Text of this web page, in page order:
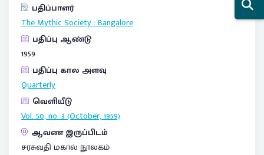
பதிப்பாளர்
The Mythic Society:Bangalore
பதிப்பு ஆண்டு
1959
பதிப்பு கால அளவு
Quarterly
வெளியீடு
Vol. 50, no. 3 (October, 1959)
ஆவண இருப்பிடம்
சரசுவதி மகால் நூலகம்